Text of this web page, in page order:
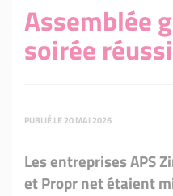
Assemblée
soirée
PUBLIÉ LE 20 MAI 2026
Les entreprises APS
et Propr net étaient